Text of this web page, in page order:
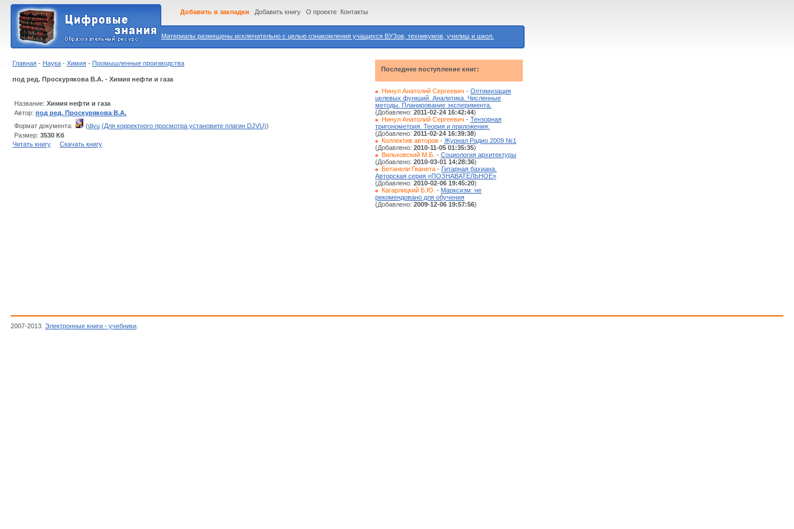
Материалы размещены исключительно с целью ознакомления учащихся ВУЗов, техникумов, училищ и школ.
Добавить в закладки Добавить книгу О проекте Контакты
Главная - Наука - Химия - Промышленные производства
под ред. Проскурякова В.А. - Химия нефти и газа
Название: Химия нефти и газа
Автор: под ред. Проскурякова В.А.
Формат документа:
(djvu (Для корректного просмотра установите плагин DJVU))
Размер: 3530 Кб
Читать книгу
Скачать книгу
Последнее поступление книг:
Нинул Анатолий Сергеевич - Оптимизация
целевых функций. Аналитика. Численные
методы. Планирование эксперимента.
(Добавлено: 2011-02-24 16:42:44)
Нинул Анатолий Сергеевич - Тензорная
тригонометрия. Теория и приложения.
(Добавлено: 2011-02-24 16:39:38)
Коллектив авторов - Журнал Радио 2009 №1
(Добавлено: 2010-11-05 01:35:35)
Вильковский М.Б. - Социология архитектуры
(Добавлено: 2010-03-01 14:28:36)
Бетанели Гванета - Гитарная бахиана.
Авторская серия «ПОЗНАВАТЕЛЬНОЕ»
(Добавлено: 2010-02-06 19:45:20)
Кагарлицкий Б.Ю. - Марксизм: не
рекомендовано для обучения
(Добавлено: 2009-12-06 19:57:56)
2007-2013. Электронные книги - учебники